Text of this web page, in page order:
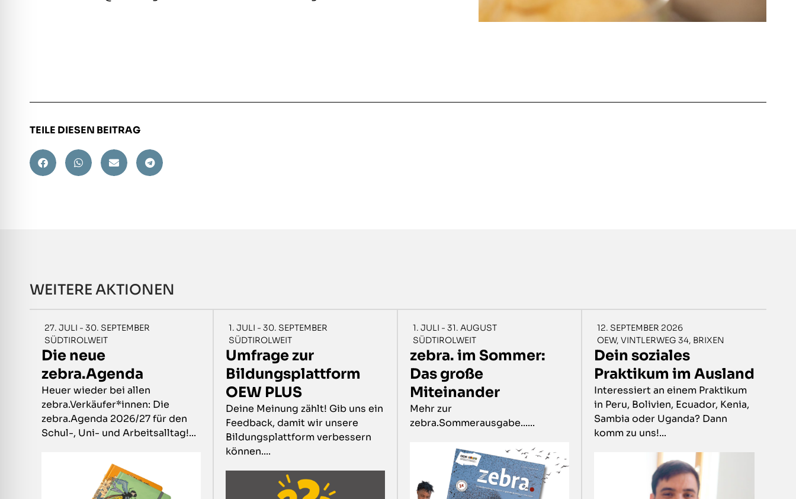
TEILE DIESEN BEITRAG
WEITERE AKTIONEN
27. JULI - 30. SEPTEMBER
SÜDTIROLWEIT
Die neue
zebra.Agenda
Heuer wieder bei allen
zebra.Verkäufer*innen: Die
zebra.Agenda 2026/27 für den
Schul-, Uni- und Arbeitsalltag!...
1. JULI - 30. SEPTEMBER
SÜDTIROLWEIT
Umfrage zur
Bildungsplattform
OEW PLUS
Deine Meinung zählt! Gib uns ein
Feedback, damit wir unsere
Bildungsplattform verbessern
können....
1. JULI - 31. AUGUST
SÜDTIROLWEIT
zebra. im Sommer:
Das große
Miteinander
Mehr zur
zebra.Sommerausgabe......
12. SEPTEMBER 2026
OEW, VINTLERWEG 34, BRIXEN
Dein soziales
Praktikum im Ausland
Interessiert an einem Praktikum
in Peru, Bolivien, Ecuador, Kenia,
Sambia oder Uganda? Dann
komm zu uns!...